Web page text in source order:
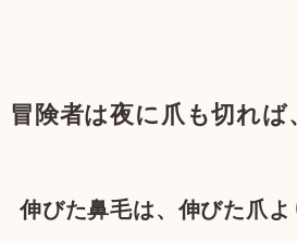
冒険者は夜に爪も切れば
伸びた鼻毛は、伸びた爪